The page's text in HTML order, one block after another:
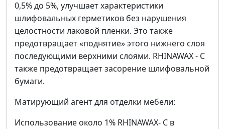
0,5% до 5%, улучшает характеристики
шлифовальных герметиков без нарушения
целостности лаковой пленки. Это также
предотвращает «поднятие» этого нижнего слоя
последующими верхними слоями. RHINAWAX - C
также предотвращает засорение шлифовальной
бумаги.
Матирующий агент для отделки мебели:
Использование около 1% RHINAWAX- C в